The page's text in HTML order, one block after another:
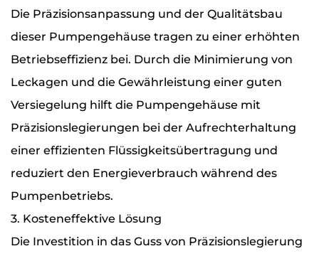
Die Präzisionsanpassung und der Qualitätsbau
dieser Pumpengehäuse tragen zu einer erhöhten
Betriebseffizienz bei. Durch die Minimierung von
Leckagen und die Gewährleistung einer guten
Versiegelung hilft die Pumpengehäuse mit
Präzisionslegierungen bei der Aufrechterhaltung
einer effizienten Flüssigkeitsübertragung und
reduziert den Energieverbrauch während des
Pumpenbetriebs.
3. Kosteneffektive Lösung
Die Investition in das Guss von Präzisionslegierung